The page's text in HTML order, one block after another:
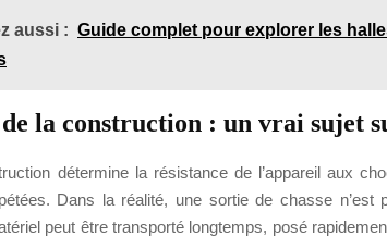
aussi : Guide complet pour explorer les
la construction : un vrai sujet
détermine la résistance de l’appareil aux
Dans la réalité, une sortie de chasse n’est
peut être transporté longtemps, posé